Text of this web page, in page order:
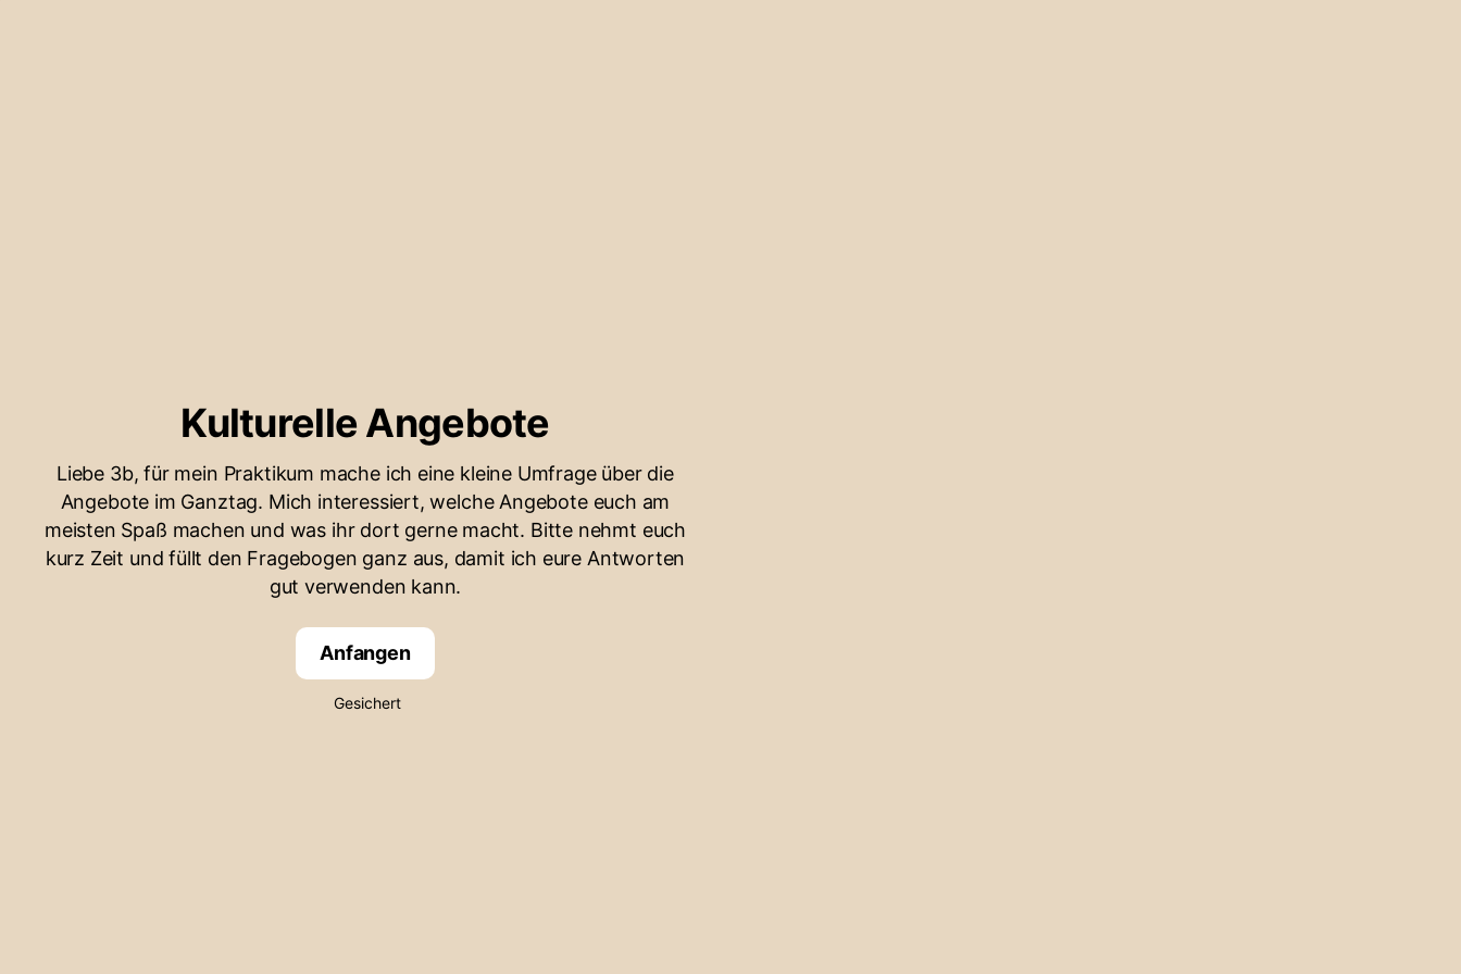
Kulturelle Angebote
Liebe 3b, für mein Praktikum mache ich eine kleine Umfrage über die
Angebote im Ganztag. Mich interessiert, welche Angebote euch am
meisten Spaß machen und was ihr dort gerne macht. Bitte nehmt euch
kurz Zeit und füllt den Fragebogen ganz aus, damit ich eure Antworten
gut verwenden kann.
Anfangen
Gesichert